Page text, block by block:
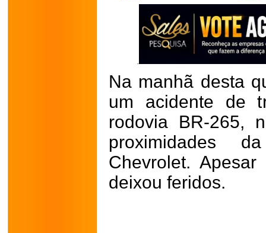
Na manhã desta
um acidente de
rodovia BR-265,
proximidades
Chevrolet.
deixou feridos.